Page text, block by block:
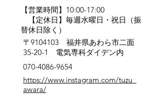
【営業時間】10:00-17:00
【定休日】毎週水曜日・祝日（振
替休日除く）
〒9104103 福井県あわら市二面
35-20-1 電気専科ダイデン内
070-4086-9654
https://www.instagram.com/tuzu_
awara/